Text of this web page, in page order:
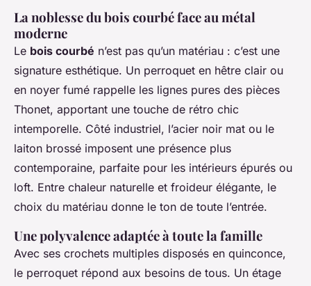
La noblesse du bois courbé face au métal
moderne
Le bois courbé n’est pas qu’un matériau : c’est une
signature esthétique. Un perroquet en hêtre clair ou
en noyer fumé rappelle les lignes pures des pièces
Thonet, apportant une touche de rétro chic
intemporelle. Côté industriel, l’acier noir mat ou le
laiton brossé imposent une présence plus
contemporaine, parfaite pour les intérieurs épurés ou
loft. Entre chaleur naturelle et froideur élégante, le
choix du matériau donne le ton de toute l’entrée.
Une polyvalence adaptée à toute la famille
Avec ses crochets multiples disposés en quinconce,
le perroquet répond aux besoins de tous. Un étage